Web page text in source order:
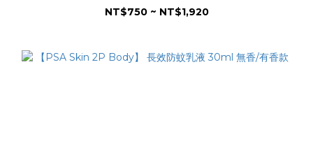
NT$750 ~ NT$1,920